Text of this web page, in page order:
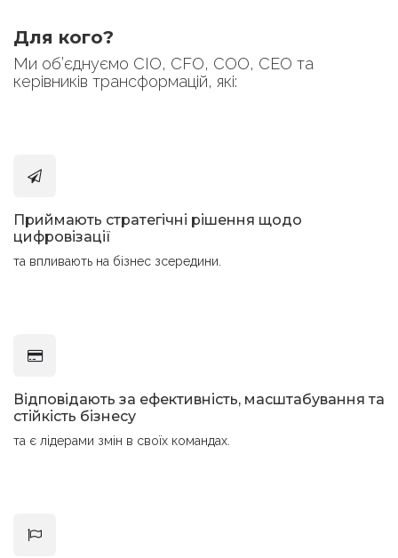
Для кого?
Ми об’єднуємо CIO, CFO, COO, CEO та
керівників трансформацій, які:
Приймають стратегічні рішення щодо
цифровізації
та впливають на бізнес зсередини.
Відповідають за ефективність, масштабування та
стійкість бізнесу
та є лідерами змін в своїх командах.